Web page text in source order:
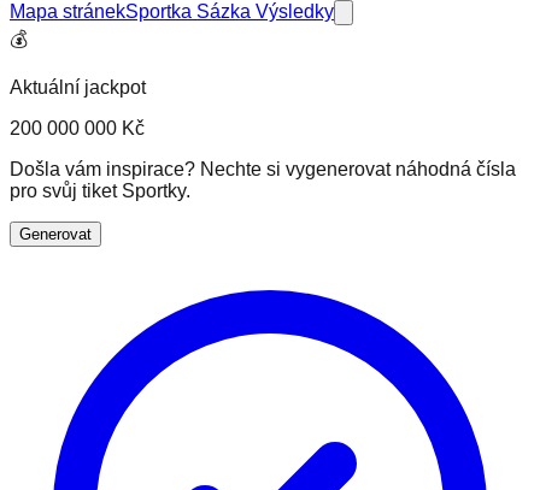
Mapa stránekSportka Sázka Výsledky
💰
Aktuální jackpot
200 000 000 Kč
Došla vám inspirace? Nechte si vygenerovat náhodná čísla
pro svůj tiket Sportky.
Generovat